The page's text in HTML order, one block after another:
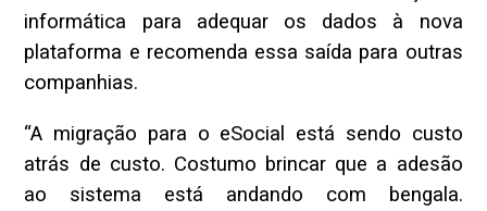
informática para adequar os dados à nova
plataforma e recomenda essa saída para outras
companhias.
“A migração para o eSocial está sendo custo
atrás de custo. Costumo brincar que a adesão
ao sistema está andando com bengala.